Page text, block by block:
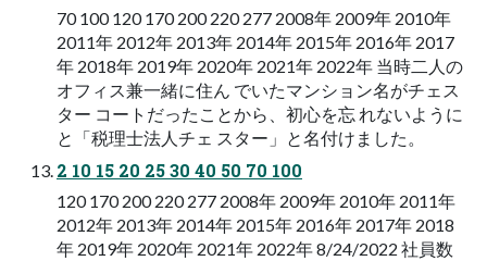
70 100 120 170 200 220 277 2008年 2009年 2010年
2011年 2012年 2013年 2014年 2015年 2016年 2017
年 2018年 2019年 2020年 2021年 2022年 当時二人の
オフィス兼一緒に住ん でいたマンション名がチェス
ター コートだったことから、初心を忘 れないように
と「税理士法人チェ スター」と名付けました。
2 10 15 20 25 30 40 50 70 100
120 170 200 220 277 2008年 2009年 2010年 2011年
2012年 2013年 2014年 2015年 2016年 2017年 2018
年 2019年 2020年 2021年 2022年 8/24/2022 社員数